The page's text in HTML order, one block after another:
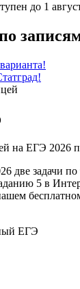
до 1
на ЕГЭ 2026
две задачи
5 в
ЕГЭ